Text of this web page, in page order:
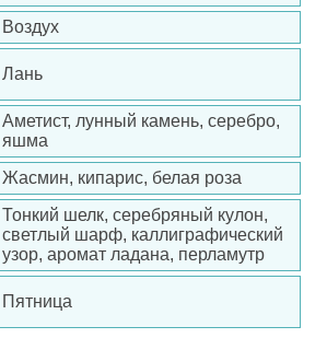
Воздух
Лань
Аметист, лунный камень, серебро,
яшма
Жасмин, кипарис, белая роза
Тонкий шелк, серебряный кулон,
светлый шарф, каллиграфический
узор, аромат ладана, перламутр
Пятница